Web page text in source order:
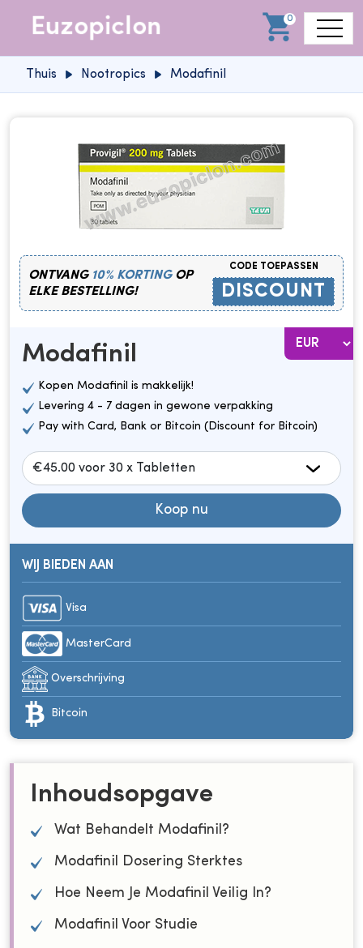
0
Thuis Nootropics Modafinil
ONTVANG 10% KORTINGOP
ELKE BESTELLING!
CODE TOEPASSEN
DISCOUNT
Modafinil
Kopen Modafinil is makkelijk!
Levering 4 - 7 dagen in gewone verpakking
Pay with Card, Bank or Bitcoin (Discount for Bitcoin)
Koop nu
WIJ BIEDEN AAN
Visa
MasterCard
Overschrijving
Bitcoin
Inhoudsopgave
Wat Behandelt Modafinil?
Modafinil Dosering Sterktes
Hoe Neem Je Modafinil Veilig In?
Modafinil Voor Studie